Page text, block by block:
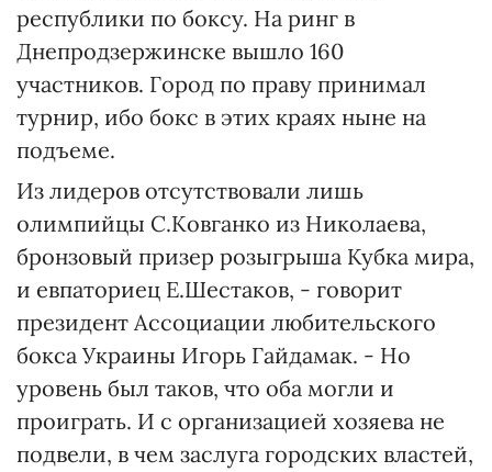
республики по боксу. На ринг в
Днепродзержинске вышло 160
участников. Город по праву принимал
турнир, ибо бокс в этих краях ныне на
подъеме.
Из лидеров отсутствовали лишь
олимпийцы С.Ковганко из Николаева,
бронзовый призер розыгрыша Кубка мира,
и евпаториец Е.Шестаков, - говорит
президент Ассоциации любительского
бокса Украины Игорь Гайдамак. - Но
уровень был таков, что оба могли и
проиграть. И с организацией хозяева не
подвели, в чем заслуга городских властей,